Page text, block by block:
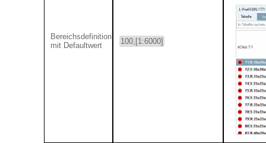
Bereichsdefinition
mit Defaultwert
100,[1:6000]